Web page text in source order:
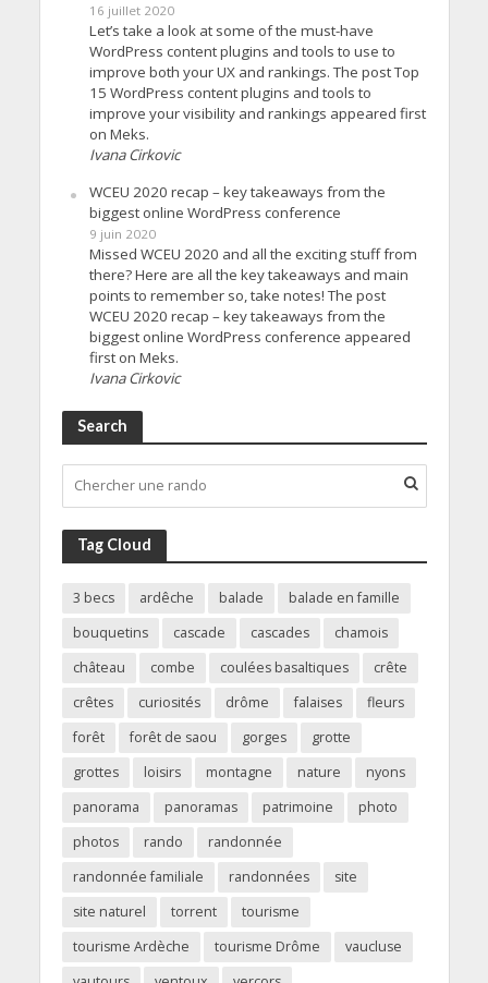
16 juillet 2020
Let’s take a look at some of the must-have
WordPress content plugins and tools to use to
improve both your UX and rankings. The post Top
15 WordPress content plugins and tools to
improve your visibility and rankings appeared first
on Meks.
Ivana Cirkovic
WCEU 2020 recap – key takeaways from the
biggest online WordPress conference
9 juin 2020
Missed WCEU 2020 and all the exciting stuff from
there? Here are all the key takeaways and main
points to remember so, take notes! The post
WCEU 2020 recap – key takeaways from the
biggest online WordPress conference appeared
first on Meks.
Ivana Cirkovic
Search
Tag Cloud
3 becs ardêche balade
balade en famille
bouquetins
cascade cascades
chamois
château
combe coulées basaltiques
crête
crêtes
curiosités drôme falaises
fleurs
forêt
forêt de saou gorges
grotte
grottes
loisirs montagne nature
nyons
panorama
panoramas patrimoine
photo
photos
rando
randonnée
randonnée familiale
randonnées
site
site naturel
torrent
tourisme
tourisme Ardèche
tourisme Drôme
vaucluse